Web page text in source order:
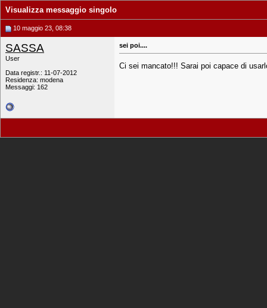
Visualizza messaggio singolo
10 maggio 23, 08:38
SASSA
User
Data registr.: 11-07-2012
Residenza: modena
Messaggi: 162
sei poi....
Ci sei mancato!!! Sarai poi capace di